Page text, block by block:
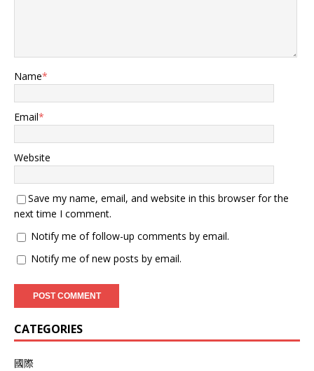
Name*
Email*
Website
Save my name, email, and website in this browser for the
next time I comment.
Notify me of follow-up comments by email.
Notify me of new posts by email.
CATEGORIES
國際